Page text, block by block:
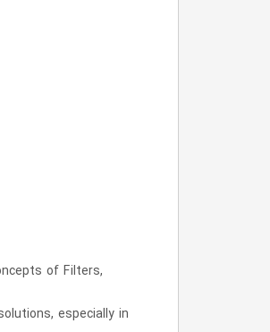
of Filters,
especially in